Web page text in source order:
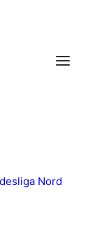
Nord